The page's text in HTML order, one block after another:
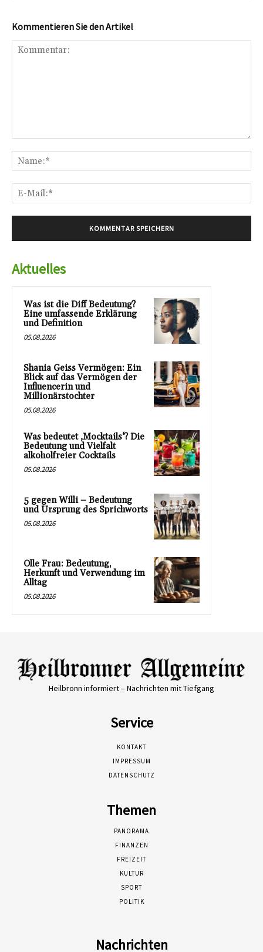
Kommentieren Sie den Artikel
Aktuelles
Was ist die Diff Bedeutung?
Eine umfassende Erklärung
und Definition
05.08.2026
Shania Geiss Vermögen: Ein
Blick auf das Vermögen der
Influencerin und
Millionärstochter
05.08.2026
Was bedeutet ‚Mocktails‘? Die
Bedeutung und Vielfalt
alkoholfreier Cocktails
05.08.2026
5 gegen Willi – Bedeutung
und Ursprung des Sprichworts
05.08.2026
Olle Frau: Bedeutung,
Herkunft und Verwendung im
Alltag
05.08.2026
Heilbronn informiert – Nachrichten mit Tiefgang
Service
KONTAKT
IMPRESSUM
DATENSCHUTZ
Themen
PANORAMA
FINANZEN
FREIZEIT
KULTUR
SPORT
POLITIK
Nachrichten